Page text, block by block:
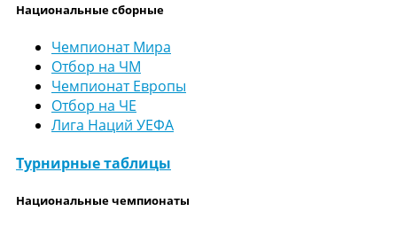
Национальные сборные
Чемпионат Мира
Отбор на ЧМ
Чемпионат Европы
Отбор на ЧЕ
Лига Наций УЕФА
Турнирные таблицы
Национальные чемпионаты